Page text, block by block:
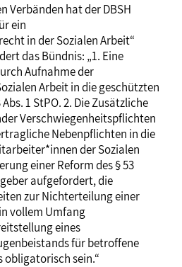
Verbänden hat der DBSH
ein
in der Sozialen Arbeit“
das Bündnis: „1. Eine
Aufnahme der
Arbeit in die geschützten
1 StPO. 2. Die Zusätzliche
Verschwiegenheitspflichten
Nebenpflichten in die
der Sozialen
einer Reform des § 53
aufgefordert, die
zur Nichterteilung einer
vollem Umfang
eines
für betroffene
sein.“